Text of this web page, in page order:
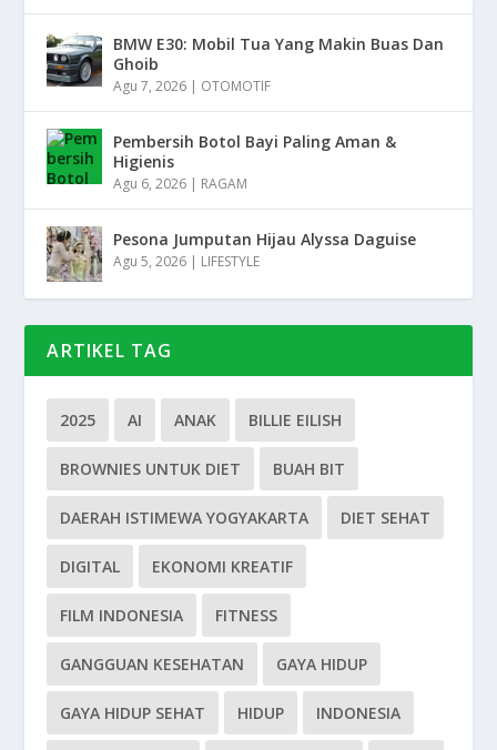
BMW E30: Mobil Tua Yang Makin Buas Dan
Ghoib
Agu 7, 2026 | OTOMOTIF
Pembersih Botol Bayi Paling Aman &
Higienis
Agu 6, 2026 | RAGAM
Pesona Jumputan Hijau Alyssa Daguise
Agu 5, 2026 | LIFESTYLE
ARTIKEL TAG
2025 AI ANAK BILLIE EILISH
BROWNIES UNTUK DIET BUAH BIT
DAERAH ISTIMEWA YOGYAKARTA DIET SEHAT
DIGITAL EKONOMI KREATIF
FILM INDONESIA FITNESS
GANGGUAN KESEHATAN GAYA HIDUP
GAYA HIDUP SEHAT HIDUP INDONESIA